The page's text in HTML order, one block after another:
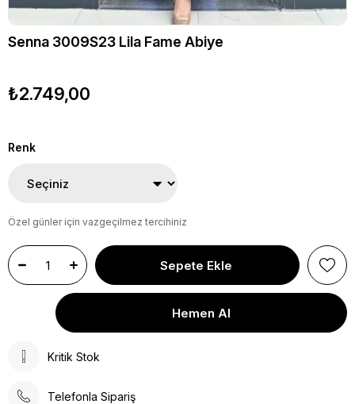
Senna 3009S23 Lila Fame Abiye
₺2.749,00
Renk
Özel günler için vazgeçilmez tercihiniz
Kritik Stok
Telefonla Sipariş